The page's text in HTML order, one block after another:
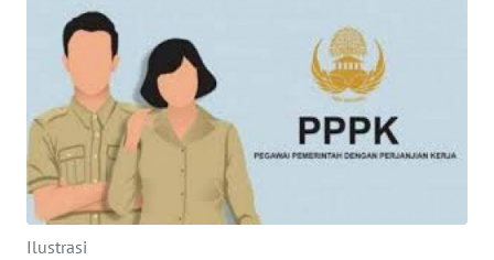
Ilustrasi
OPINI
PERISTIWA
Informasi
INDEKS
BERITA